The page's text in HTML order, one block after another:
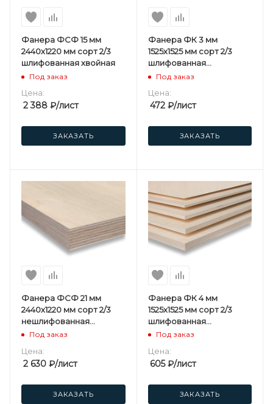
Фанера ФСФ 15 мм
2440х1220 мм сорт 2/3
шлифованная хвойная
Под заказ
Цена:
2 388 ₽/лист
ЗАКАЗАТЬ
Фанера ФК 3 мм
1525х1525 мм сорт 2/3
шлифованная
березовая
Под заказ
Цена:
472₽/лист
ЗАКАЗАТЬ
Фанера ФСФ 21 мм
2440х1220 мм сорт 2/3
нешлифованная
хвойная
Под заказ
Цена:
2 630 ₽/лист
ЗАКАЗАТЬ
Фанера ФК 4 мм
1525х1525 мм сорт 2/3
шлифованная
березовая
Под заказ
Цена:
605₽/лист
ЗАКАЗАТЬ